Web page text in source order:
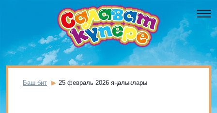
Баш бит 25 февраль 2026 яңалыклары